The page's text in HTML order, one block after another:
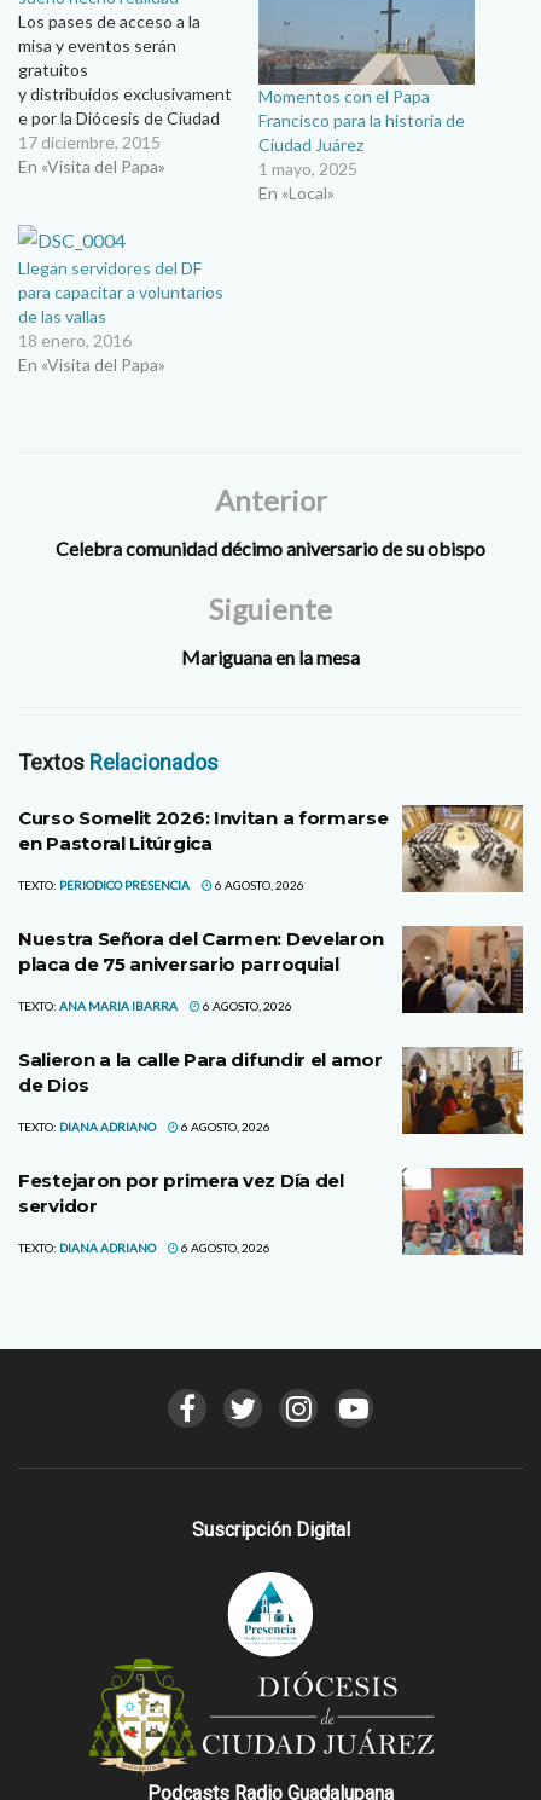
Los pases de acceso a la
misa y eventos serán
gratuitos
y distribuidos exclusivament
e por la Diócesis de Ciudad
Juárez … Ante un total de
212 mil personas el Papa
como punto central de la
visita pastoral que realizará a
Ciudad Juárez el miércoles
17 de febrero…
17 diciembre, 2015
En «Visita del Papa»
Momentos con el Papa
Francisco para la historia de
Ciudad Juárez
1 mayo, 2025
En «Local»
Llegan servidores del DF
para capacitar a voluntarios
de las vallas
18 enero, 2016
En «Visita del Papa»
Anterior
Celebra comunidad décimo aniversario de su obispo
Siguiente
Mariguana en la mesa
Textos Relacionados
Curso Somelit 2026: Invitan a formarse
en Pastoral Litúrgica
TEXTO: PERIODICO PRESENCIA 6 AGOSTO, 2026
Nuestra Señora del Carmen: Develaron
placa de 75 aniversario parroquial
TEXTO: ANA MARIA IBARRA 6 AGOSTO, 2026
Salieron a la calle Para difundir el amor
de Dios
TEXTO: DIANA ADRIANO 6 AGOSTO, 2026
Festejaron por primera vez Día del
servidor
TEXTO: DIANA ADRIANO 6 AGOSTO, 2026
Suscripción Digital
Podcasts Radio Guadalupana